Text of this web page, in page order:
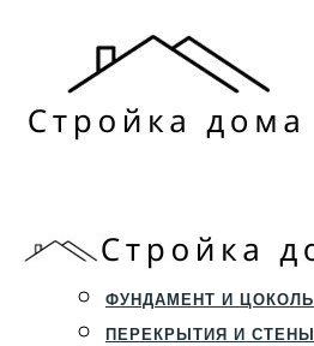
СТРОИТЕЛЬСТВО
ФУНДАМЕНТ И ЦОКОЛЬ
ПЕРЕКРЫТИЯ И СТЕНЫ